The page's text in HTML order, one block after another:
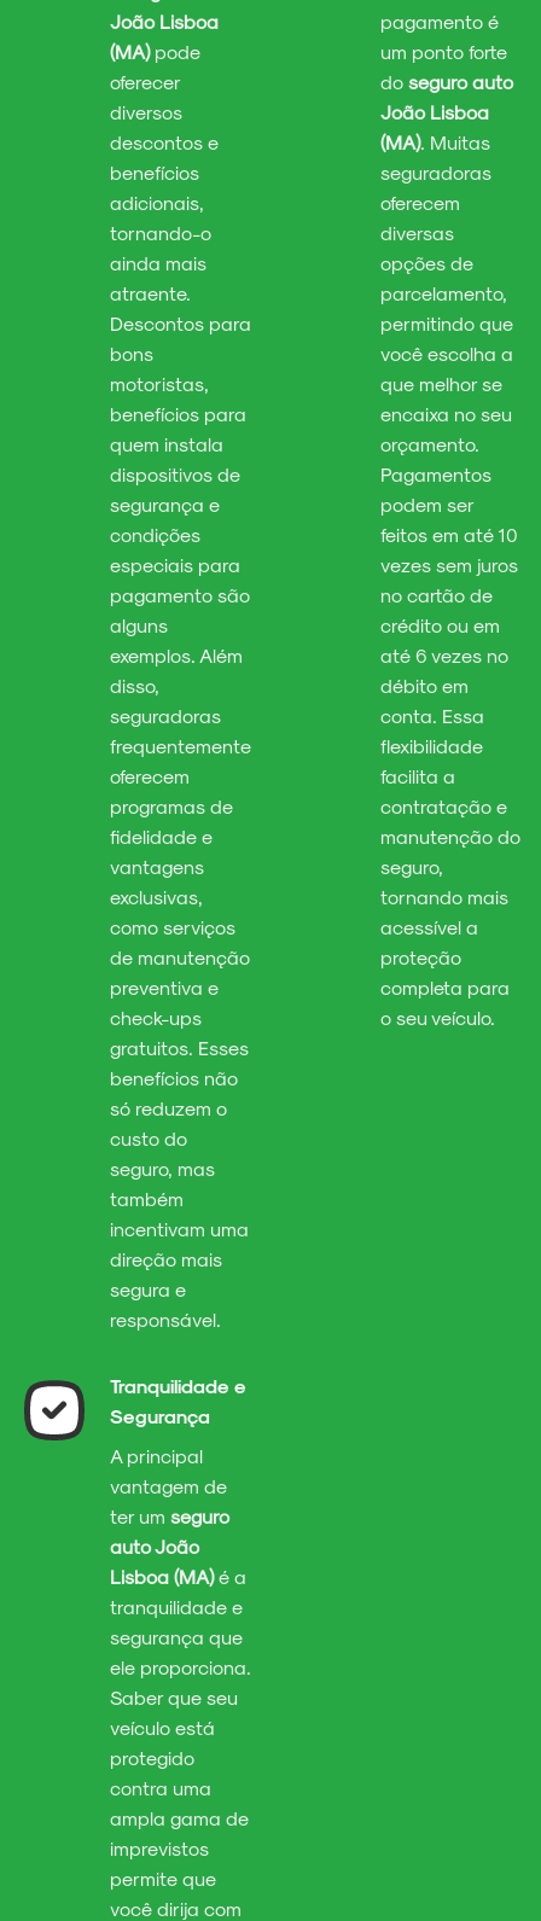
João Lisboa
(MA)pode
oferecer
diversos
descontos e
benefícios
adicionais,
tornando-o
ainda mais
atraente.
Descontos para
bons
motoristas,
benefícios para
quem instala
dispositivos de
segurança e
condições
especiais para
pagamento são
alguns
exemplos. Além
disso,
seguradoras
frequentemente
oferecem
programas de
fidelidade e
vantagens
exclusivas,
como serviços
de manutenção
preventiva e
check-ups
gratuitos. Esses
benefícios não
só reduzem o
custo do
seguro, mas
também
incentivam uma
direção mais
segura e
responsável.
pagamento é
um ponto forte
do seguro auto
João Lisboa
(MA). Muitas
seguradoras
oferecem
diversas
opções de
parcelamento,
permitindo que
você escolha a
que melhor se
encaixa no seu
orçamento.
Pagamentos
podem ser
feitos em até 10
vezes sem juros
no cartão de
crédito ou em
até 6 vezes no
débito em
conta. Essa
flexibilidade
facilita a
contratação e
manutenção do
seguro,
tornando mais
acessível a
proteção
completa para
o seu veículo.
Tranquilidade e
Segurança
A principal
vantagem de
ter um seguro
auto João
Lisboa (MA)é a
tranquilidade e
segurança que
ele proporciona.
Saber que seu
veículo está
protegido
contra uma
ampla gama de
imprevistos
permite que
você dirija com